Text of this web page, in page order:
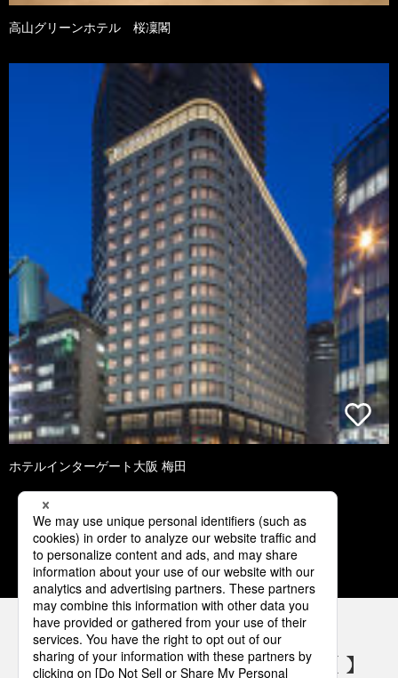
高山グリーンホテル 桜凜閣
ホテルインターゲート大阪 梅田
2 3 4 5 6
パナソニックの電気設備 SNSアカウント